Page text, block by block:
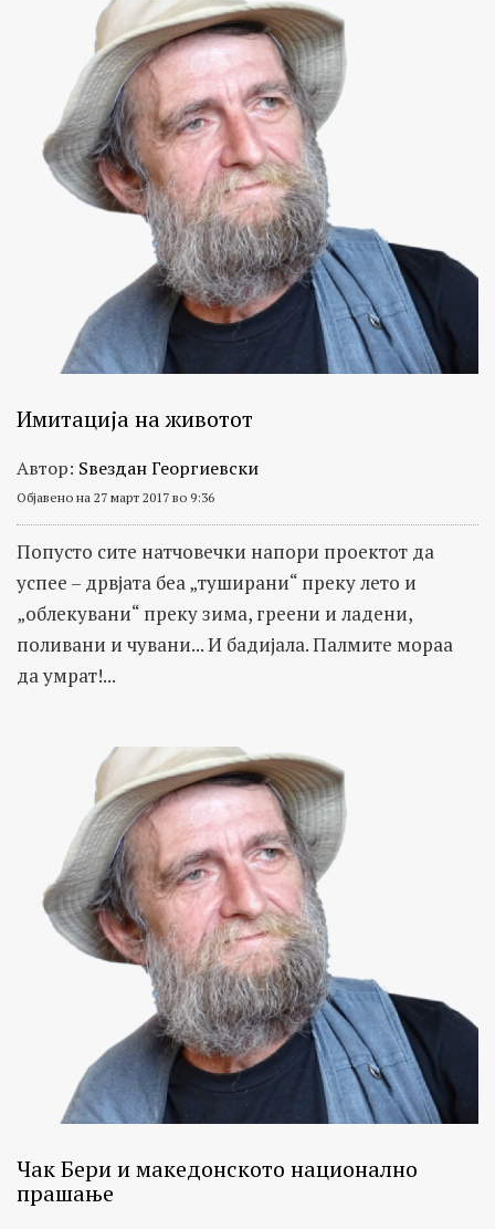
Имитација на животот
Автор: Ѕвездан Георгиевски
Објавено на 27 март 2017 во 9:36
Попусто сите натчовечки напори проектот да
успее – дрвјата беа „туширани“ преку лето и
„облекувани“ преку зима, греени и ладени,
поливани и чувани... И бадијала. Палмите мораа
да умрат!...
Чак Бери и македонското национално
прашање